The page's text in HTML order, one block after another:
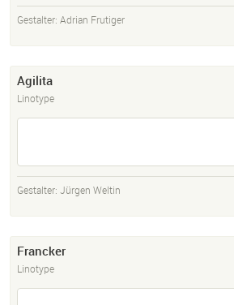
Gestalter: Adrian Frutiger
Agilita
Linotype
Gestalter: Jürgen Weltin
Francker
Linotype